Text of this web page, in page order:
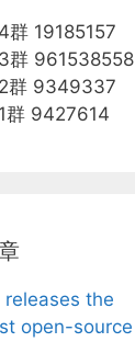
群 19185157
群 961538558
群 9349337
群 9427614
the
open-source